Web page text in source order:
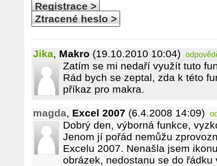
Registrace >
Ztracené heslo >
Jika, Makro (19.10.2010 10:04)
Zatím se mi nedaří využít tuto
Rád bych se zeptal, zda k této
příkaz pro makra.
magda, Excel 2007 (6.4.2008 14:09)
Dobrý den, výborná funkce,
Jenom jí pořád nemůžu
Excelu 2007. Nenašla jsem
obrázek, nedostanu se do řádku